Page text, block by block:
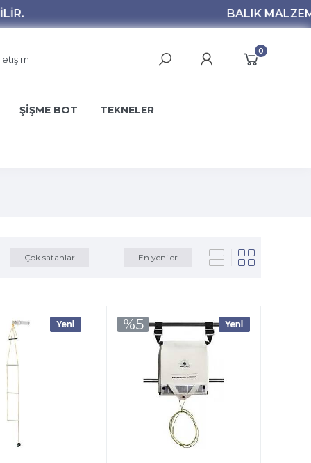
0
ŞİŞME BOT TEKNELER
Çok satanlar En yeniler
%5